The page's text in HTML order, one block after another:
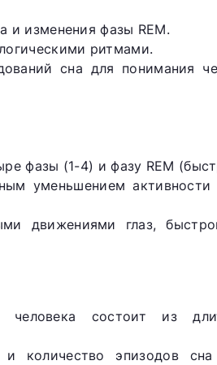
и изменения фазы REM.
ритмами.
сна для понимания
фазы (1-4) и фазу REM
уменьшением
движениями глаз,
человека состоит из
и количество эпизодов